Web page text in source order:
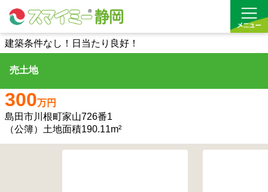
借りる
買う
お気に入り
建築条件なし！日当たり良好！
売土地
300万円
島田市川根町家山726番1
（公簿）土地面積190.11m²